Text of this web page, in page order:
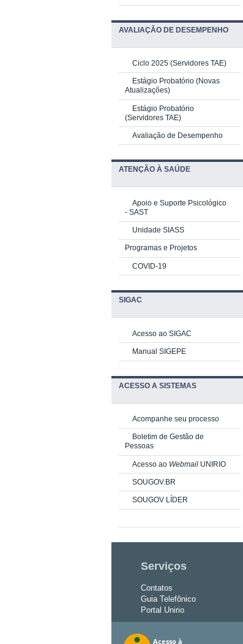
AVALIAÇÃO DE DESEMPENHO
Ciclo 2025 (Servidores TAE)
Estágio Probatório (Novas
Atualizações)
Estágio Probatório
(Servidores TAE)
Avaliação de Desempenho
ATENÇÃO À SAÚDE
Apoio e Suporte Psicológico
- SAST
Unidade SIASS
Programas e Projetos
COVID-19
SIGAC
Acesso ao SIGAC
Manual SIGEPE
ACESSO A SISTEMAS
Acompanhe seu processo
Boletim de Gestão de
Pessoas
Acesso ao Webmail UNIRIO
SOUGOV.BR
SOUGOV LÍDER
Serviços
Contatos
Guia Telefônico
Portal Unirio